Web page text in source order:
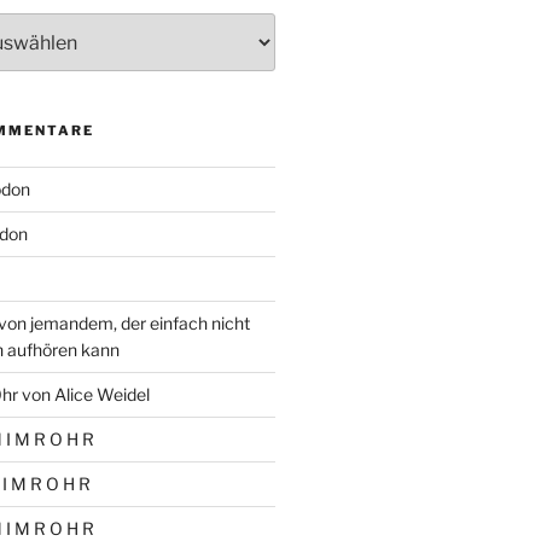
jemandem, der einfach nicht
aufhören kann
von Alice Weidel
I M R O H R
M R O H R
I M R O H R